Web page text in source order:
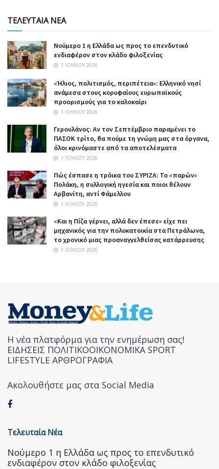
ΤΕΛΕΥΤΑΙΑ ΝΕΑ
Nούμερο 1 η Ελλάδα ως προς το επενδυτικό
ενδιαφέρον στον κλάδο φιλοξενίας
1 ΙΟΥΛΊΟΥ 2026
«Ήλιος, πολιτισμός, περιπέτεια»: Ελληνικό νησί
ανάμεσα στους κορυφαίους ευρωπαϊκούς
προορισμούς για το καλοκαίρι
1 ΙΟΥΛΊΟΥ 2026
Γερουλάνος: Αν τον Σεπτέμβριο παραμένει το
ΠΑΣΟΚ τρίτο, θα πούμε τη γνώμη μας στα όργανα,
όλοι κρινόμαστε από τα αποτελέσματα
1 ΙΟΥΛΊΟΥ 2026
Πώς έσπασε η τρόικα του ΣΥΡΙΖΑ: Το «παρών»
Πολάκη, η συλλογική ηγεσία και ποιοι θέλουν
Αρβανίτη, αντί Φάμελλου
1 ΙΟΥΛΊΟΥ 2026
«Και η Πίζα γέρνει, αλλά δεν έπεσε» είχε πει
μηχανικός για την πολυκατοικία στα Πετράλωνα,
το χρονικό μιας προαναγγελθείσας κατάρρευσης
1 ΙΟΥΛΊΟΥ 2026
Η νέα πλατφόρμα για την ενημέρωση σας!
ΕΙΔΗΣΕΙΣ ΠΟΛΙΤΙΚΟΟΙΚΟΝΟΜΙΚΑ SPORT
LIFESTYLE ΑΡΘΡΟΓΡΑΦΙΑ
Ακολουθήστε μας στα Social Media
Τελευταία Νέα
Nούμερο 1 η Ελλάδα ως προς το επενδυτικό
ενδιαφέρον στον κλάδο φιλοξενίας